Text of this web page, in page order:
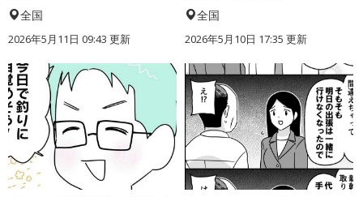
全国
2026年5月11日 09:43 更新
全国
2026年5月10日 17:35 更新